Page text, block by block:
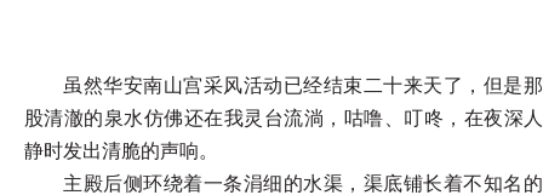
虽然华安南山宫采风活动已经结束二十来天了，但是那
股清澈的泉水仿佛还在我灵台流淌，咕噜、叮咚，在夜深人
静时发出清脆的声响。
主殿后侧环绕着一条涓细的水渠，渠底铺长着不知名的